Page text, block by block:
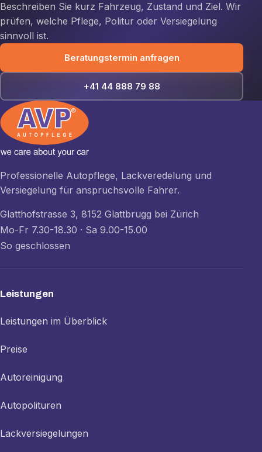
Beschreiben Sie kurz Fahrzeug, Zustand und Ziel. Wir
prüfen, welche Pflege, Politur oder Versiegelung
sinnvoll ist.
Beratungstermin anfragen
+41 44 888 79 88
Professionelle Autopflege, Lackveredelung und
Versiegelung für anspruchsvolle Fahrer.
Glatthofstrasse 3, 8152 Glattbrugg bei Zürich
Mo-Fr 7.30-18.30 · Sa 9.00-15.00
So geschlossen
Leistungen
Leistungen im Überblick
Preise
Autoreinigung
Autopolituren
Lackversiegelungen